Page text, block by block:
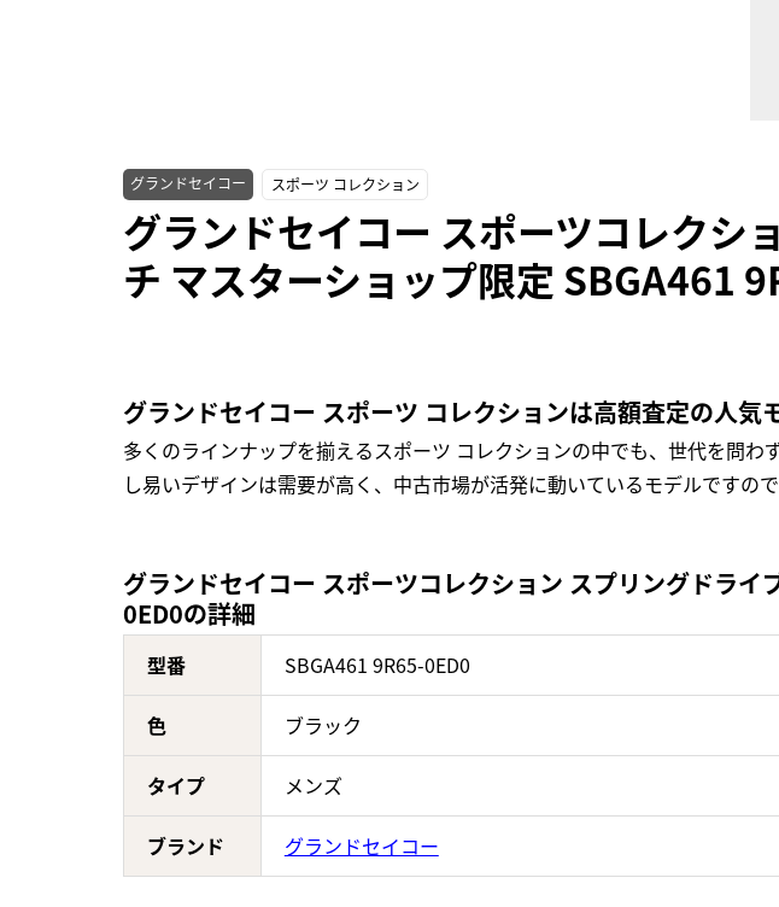
グランドセイコー スポーツ コレクション
グランドセイコー スポーツコレクシ
チ マスターショップ限定 SBGA461
グランドセイコー スポーツ コレクションは高額査定の人気
多くのラインナップを揃えるスポーツ コレクションの中でも、世代を問
し易いデザインは需要が高く、中古市場が活発に動いているモデルですの
グランドセイコー スポーツコレクション スプリングドラ
0ED0の詳細
型番 SBGA461 9R65-0ED0
色 ブラック
タイプ メンズ
ブランド グランドセイコー